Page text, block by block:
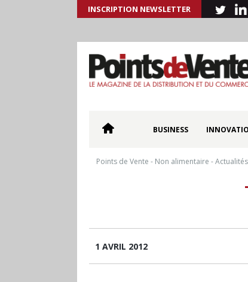
INSCRIPTION NEWSLETTER
BUSINESS
Points de Vente - Non alimentaire -Actualités
1 AVRIL 2012